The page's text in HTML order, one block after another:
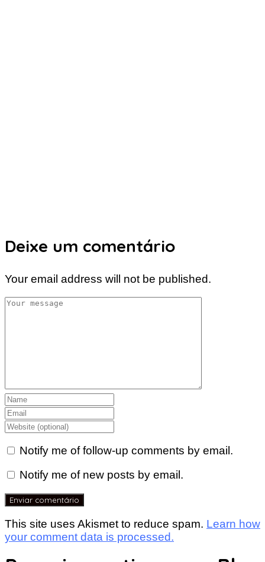
Deixe um comentário
Your email address will not be published.
Notify me of follow-up comments by email.
Notify me of new posts by email.
This site uses Akismet to reduce spam. Learn how
your comment data is processed.